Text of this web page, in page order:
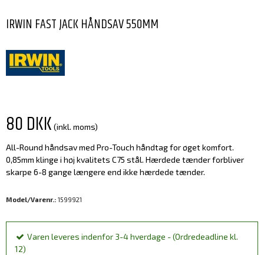
IRWIN FAST JACK HÅNDSAV 550MM
80 DKK (inkl. moms)
All-Round håndsav med Pro-Touch håndtag for øget komfort.
0,85mm klinge i høj kvalitets C75 stål. Hærdede tænder forbliver
skarpe 6-8 gange længere end ikke hærdede tænder.
Model/Varenr.: 1599921
Varen leveres indenfor 3-4 hverdage - (Ordredeadline kl.
12)